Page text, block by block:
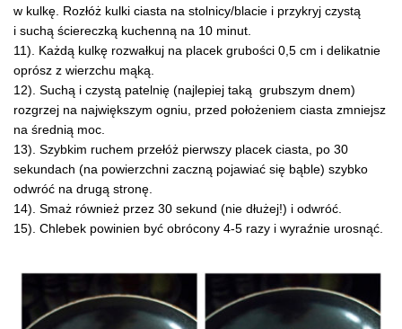
w kulkę. Rozłóż kulki ciasta na stolnicy/blacie i przykryj czystą
i suchą ściereczką kuchenną na 10 minut.
11). Każdą kulkę rozwałkuj na placek grubości 0,5 cm i delikatnie
oprósz z wierzchu mąką.
12). Suchą i czystą patelnię (najlepiej taką grubszym dnem)
rozgrzej na największym ogniu, przed położeniem ciasta zmniejsz
na średnią moc.
13). Szybkim ruchem przełóż pierwszy placek ciasta, po 30
sekundach (na powierzchni zaczną pojawiać się bąble) szybko
odwróć na drugą stronę.
14). Smaż również przez 30 sekund (nie dłużej!) i odwróć.
15). Chlebek powinien być obrócony 4-5 razy i wyraźnie urosnąć.